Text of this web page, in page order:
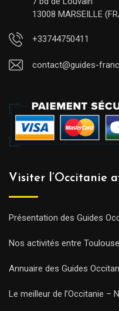
13008 MARSEILLE
+33744750411
contact@guides-
Visiter l’Occitanie
Présentation des Guides
Nos activités entre
Annuaire des Guides
Le meilleur de l’Occitanie –